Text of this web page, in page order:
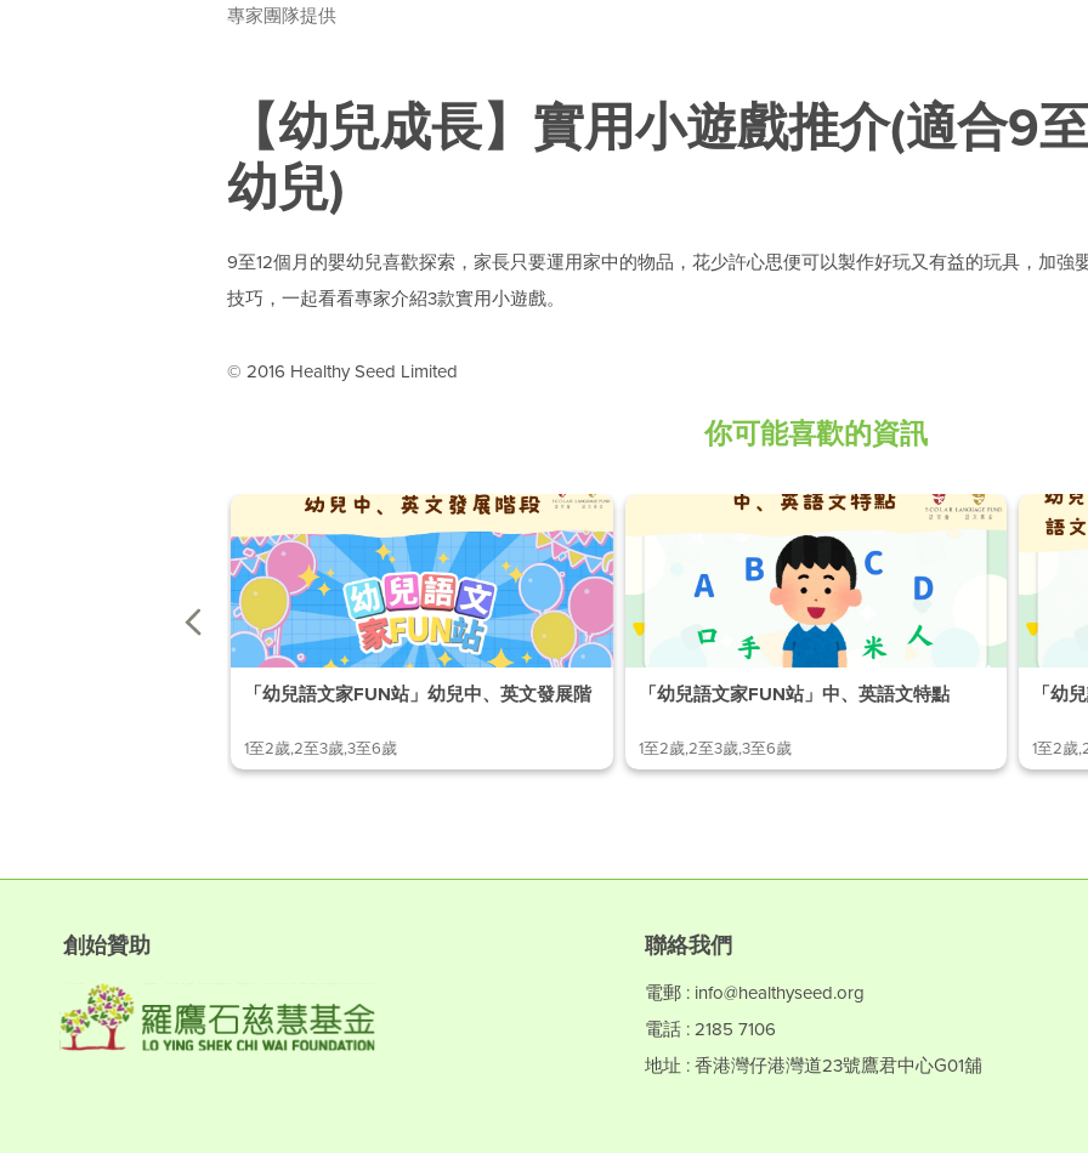
專家團隊提供
【幼兒成長】實用小遊戲推介(適合9
幼兒)
9至12個月的嬰幼兒喜歡探索，家長只要運用家中的物品，花少許心思便可以製作好玩又有益的玩具，加強
技巧，一起看看專家介紹3款實用小遊戲。
© 2016 Healthy Seed Limited
你可能喜歡的資訊
「幼兒語文家FUN站」幼兒中、英文發展階
1至2歲,2至3歲,3至6歲
「幼兒語文家FUN站」中、英語文特點
1至2歲,2至3歲,3至6歲
「幼
1至2歲
創始贊助 聯絡我們
電郵 : info@healthyseed.org
電話 : 2185 7106
地址 : 香港灣仔港灣道23號鷹君中心G01舖